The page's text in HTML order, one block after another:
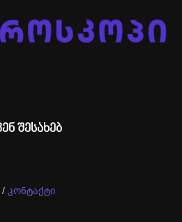
შესახებ
/ კონტაქტი